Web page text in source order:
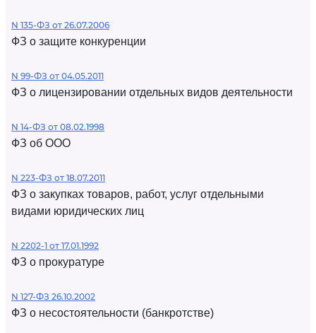
N 135-ФЗ от 26.07.2006
ФЗ о защите конкуренции
N 99-ФЗ от 04.05.2011
ФЗ о лицензировании отдельных видов деятельности
N 14-ФЗ от 08.02.1998
ФЗ об ООО
N 223-ФЗ от 18.07.2011
ФЗ о закупках товаров, работ, услуг отдельными
видами юридических лиц
N 2202-1 от 17.01.1992
ФЗ о прокуратуре
N 127-ФЗ 26.10.2002
ФЗ о несостоятельности (банкротстве)